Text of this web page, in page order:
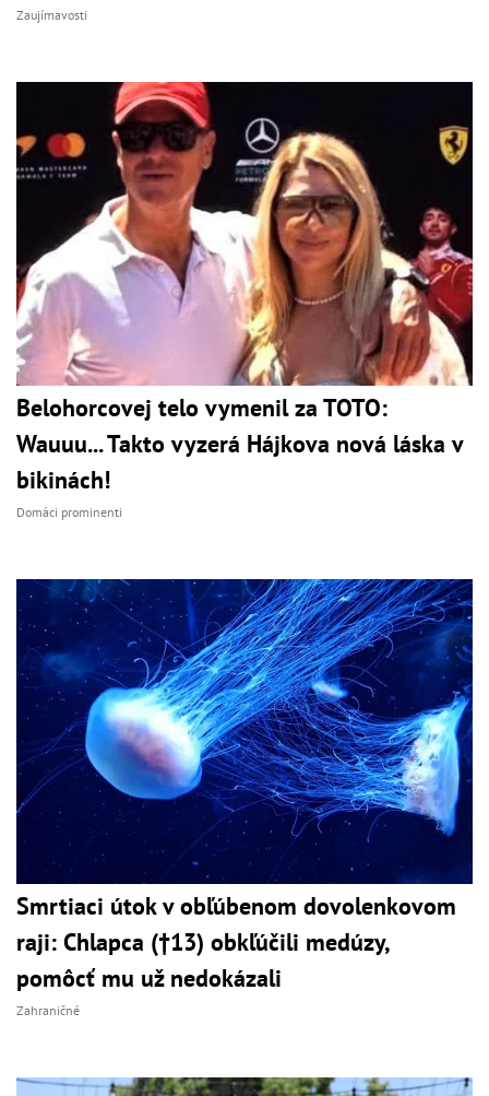
Zaujímavosti
Belohorcovej telo vymenil za TOTO:
Wauuu... Takto vyzerá Hájkova nová láska v
bikinách!
Domáci prominenti
Smrtiaci útok v obľúbenom dovolenkovom
raji: Chlapca (†13) obkľúčili medúzy,
pomôcť mu už nedokázali
Zahraničné